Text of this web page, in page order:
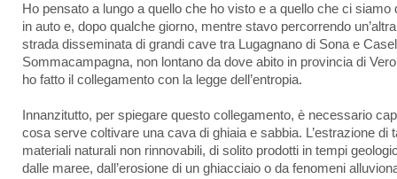
Ho pensato a lungo a quello che ho visto e a quello che ci siamo
in auto e, dopo qualche giorno, mentre stavo percorrendo un’altra
strada disseminata di grandi cave tra Lugagnano di Sona e
Sommacampagna, non lontano da dove abito in provincia di
ho fatto il collegamento con la legge dell’entropia.
Innanzitutto, per spiegare questo collegamento, è necessario
cosa serve coltivare una cava di ghiaia e sabbia. L’estrazione di
materiali naturali non rinnovabili, di solito prodotti in tempi
dalle maree, dall’erosione di un ghiacciaio o da fenomeni